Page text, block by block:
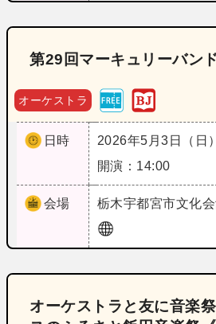
第29回マーキュリーバン
オーケストラ
日時
2026年5月3日（日）
開演：14:00
会場 栃木宇都宮市文化
オーケストラと友に音楽